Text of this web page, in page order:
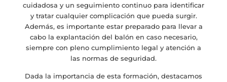
cuidadosa y un seguimiento continuo para identificar
y tratar cualquier complicación que pueda surgir.
Además, es importante estar preparado para llevar a
cabo la explantación del balón en caso necesario,
siempre con pleno cumplimiento legal y atención a
las normas de seguridad.
Dada la importancia de esta formación, destacamos